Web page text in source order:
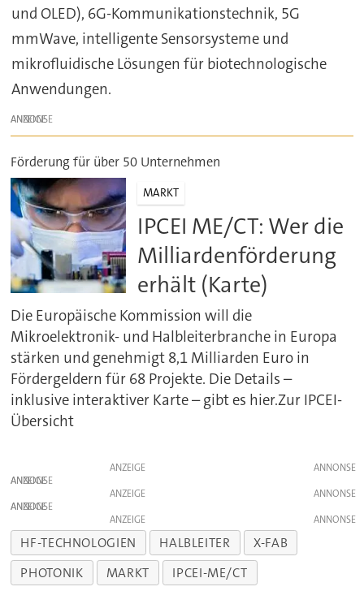
und OLED), 6G-Kommunikationstechnik, 5G
mmWave, intelligente Sensorsysteme und
mikrofluidische Lösungen für biotechnologische
Anwendungen.
ANZEIGE
Förderung für über 50 Unternehmen
MARKT
IPCEI ME/CT: Wer die
Milliardenförderung
erhält (Karte)
Die Europäische Kommission will die
Mikroelektronik- und Halbleiterbranche in Europa
stärken und genehmigt 8,1 Milliarden Euro in
Fördergeldern für 68 Projekte. Die Details –
inklusive interaktiver Karte – gibt es hier.Zur IPCEI-
Übersicht
ANZEIGE
ANZEIGE
ANZEIGE
ANZEIGE
ANZEIGE
HF-TECHNOLOGIEN HALBLEITER
X-FAB
PHOTONIK
MARKT IPCEI-ME/CT